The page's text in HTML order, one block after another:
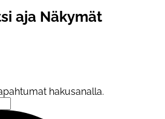
aja Näkymät
hakusanalla.